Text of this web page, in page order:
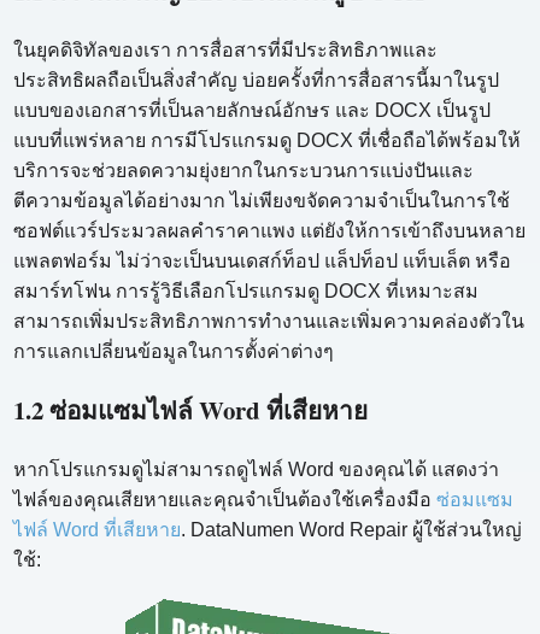
ในยุคดิจิทัลของเรา การสื่อสารที่มีประสิทธิภาพและ
ประสิทธิผลถือเป็นสิ่งสำคัญ บ่อยครั้งที่การสื่อสารนี้มาในรูป
แบบของเอกสารที่เป็นลายลักษณ์อักษร และ DOCX เป็นรูป
แบบที่แพร่หลาย การมีโปรแกรมดู DOCX ที่เชื่อถือได้พร้อมให้
บริการจะช่วยลดความยุ่งยากในกระบวนการแบ่งปันและ
ตีความข้อมูลได้อย่างมาก ไม่เพียงขจัดความจำเป็นในการใช้
ซอฟต์แวร์ประมวลผลคำราคาแพง แต่ยังให้การเข้าถึงบนหลาย
แพลตฟอร์ม ไม่ว่าจะเป็นบนเดสก์ท็อป แล็ปท็อป แท็บเล็ต หรือ
สมาร์ทโฟน การรู้วิธีเลือกโปรแกรมดู DOCX ที่เหมาะสม
สามารถเพิ่มประสิทธิภาพการทำงานและเพิ่มความคล่องตัวใน
การแลกเปลี่ยนข้อมูลในการตั้งค่าต่างๆ
1.2 ซ่อมแซมไฟล์ Word ที่เสียหาย
หากโปรแกรมดูไม่สามารถดูไฟล์ Word ของคุณได้ แสดงว่า
ไฟล์ของคุณเสียหายและคุณจำเป็นต้องใช้เครื่องมือซ่อมแซม
ไฟล์ Word ที่เสียหาย. DataNumen Word Repair ผู้ใช้ส่วนใหญ่
ใช้: